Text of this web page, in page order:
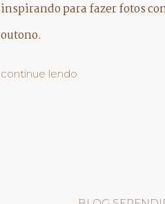
inspirando para fazer fotos
outono.
continue lendo